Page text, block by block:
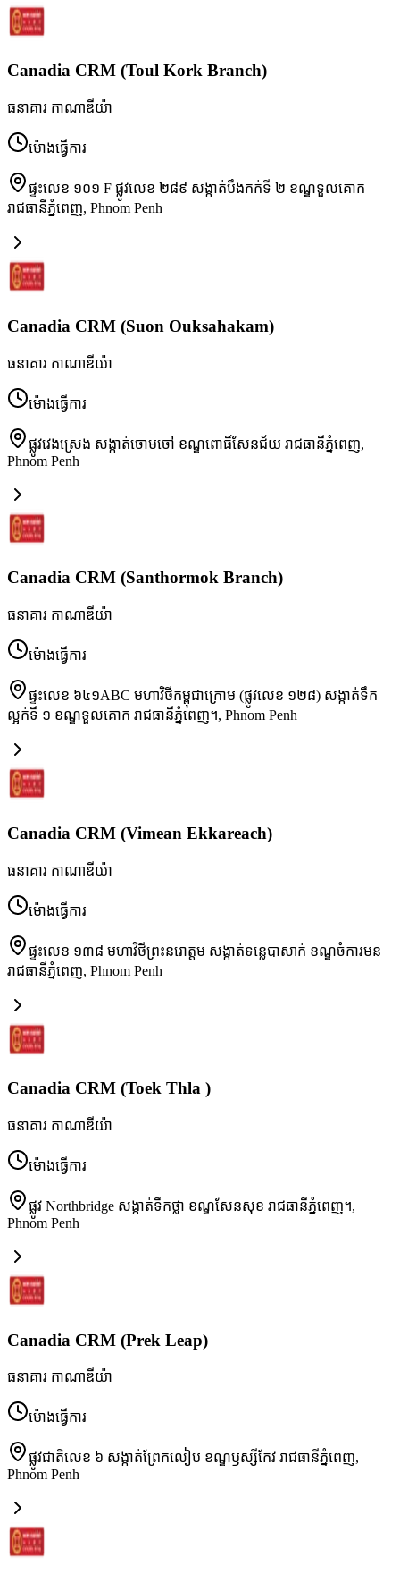
Canadia CRM (Toul Kork Branch)
ធនាគារ កាណាឌីយ៉ា
ម៉ោងធ្វើការ
ផ្ទះលេខ ១០១ F ផ្លូវលេខ ២៨៩ សង្កាត់បឹងកក់ទី ២ ខណ្ឌទួលគោក
រាជធានីភ្នំពេញ, Phnom Penh
Canadia CRM (Suon Ouksahakam)
ធនាគារ កាណាឌីយ៉ា
ម៉ោងធ្វើការ
ផ្លូវវេងស្រេង សង្កាត់ចោមចៅ ខណ្ឌពោធិ៍សែនជ័យ រាជធានីភ្នំពេញ,
Phnom Penh
Canadia CRM (Santhormok Branch)
ធនាគារ កាណាឌីយ៉ា
ម៉ោងធ្វើការ
ផ្ទះលេខ ៦៤១ABC មហាវិថីកម្ពុជាក្រោម (ផ្លូវលេខ ១២៨) សង្កាត់ទឹក
ល្អក់ទី ១ ខណ្ឌទួលគោក រាជធានីភ្នំពេញ។, Phnom Penh
Canadia CRM (Vimean Ekkareach)
ធនាគារ កាណាឌីយ៉ា
ម៉ោងធ្វើការ
ផ្ទះលេខ ១៣៨ មហាវិថីព្រះនរោត្តម សង្កាត់ទន្លេបាសាក់ ខណ្ឌចំការមន
រាជធានីភ្នំពេញ, Phnom Penh
Canadia CRM (Toek Thla )
ធនាគារ កាណាឌីយ៉ា
ម៉ោងធ្វើការ
ផ្លូវ Northbridge សង្កាត់ទឹកថ្លា ខណ្ឌសែនសុខ រាជធានីភ្នំពេញ។,
Phnom Penh
Canadia CRM (Prek Leap)
ធនាគារ កាណាឌីយ៉ា
ម៉ោងធ្វើការ
ផ្លូវជាតិលេខ ៦ សង្កាត់ព្រែកលៀប ខណ្ឌឫស្សីកែវ រាជធានីភ្នំពេញ,
Phnom Penh